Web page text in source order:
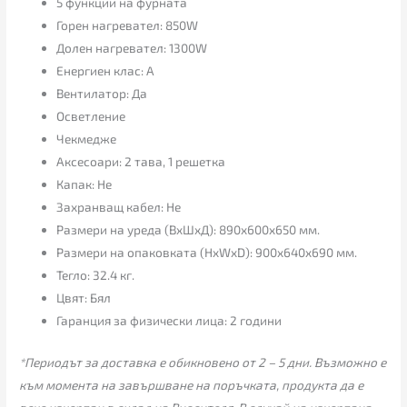
Горен нагревател: 850W
Долен нагревател: 1300W
Енергиен клас: А
Вентилатор: Да
Осветление
Чекмедже
Аксесоари: 2 тава, 1 решетка
Капак: Не
Захранващ кабел: Не
Размери на уреда (ВxШxД): 890x600x650 мм.
Размери на опаковката (HxWxD): 900x640x690 мм.
Тегло: 32.4 кг.
Цвят: Бял
Гаранция за физически лица: 2 години
*Периодът за доставка е обикновено от 2 – 5 дни. Възможно е
към момента на завършване на поръчката, продукта да е